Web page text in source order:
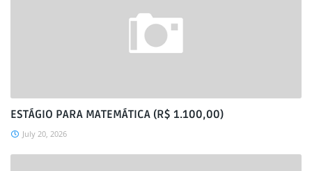
ESTÁGIO PARA MATEMÁTICA (R$ 1.100,00)
July 20, 2026